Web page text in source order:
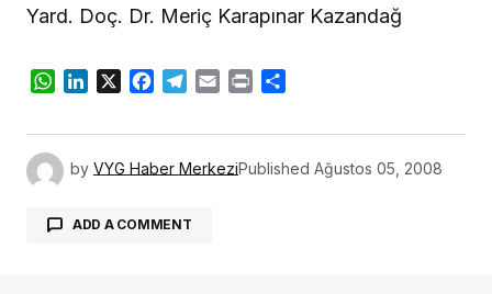
Yard. Doç. Dr. Meriç Karapınar Kazandağ
WhatsApp
LinkedIn
X Facebook
Telegram
Email Print
by VYG Haber MerkeziPublished Ağustos 05, 2008
ADD A COMMENT